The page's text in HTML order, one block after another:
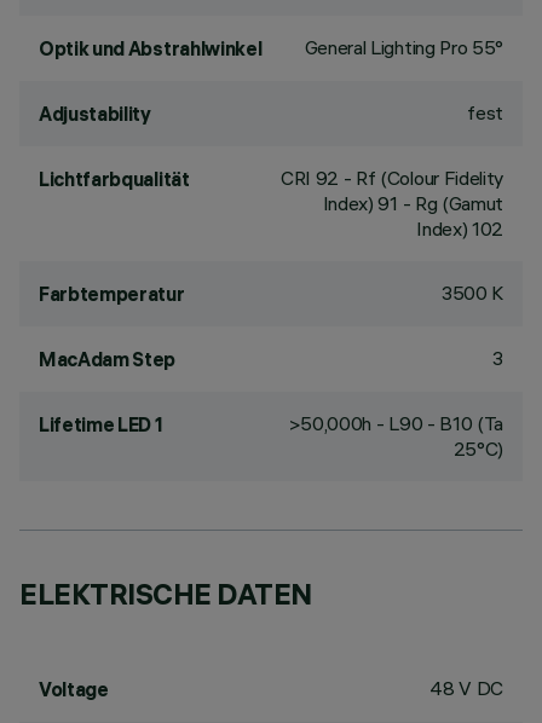
Optik und Abstrahlwinkel General Lighting Pro 55°
Adjustability fest
Lichtfarbqualität CRI 92 - Rf (Colour Fidelity
Index) 91 - Rg (Gamut
Index) 102
Farbtemperatur 3500 K
MacAdam Step 3
Lifetime LED 1
>50,000h - L90 - B10 (Ta
25°C)
ELEKTRISCHE DATEN
Voltage 48 V DC